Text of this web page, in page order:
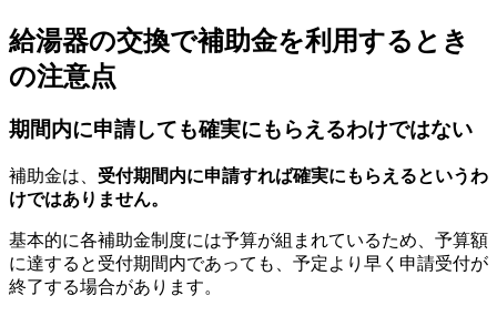
給湯器の交換で補助金を利用するとき
の注意点
期間内に申請しても確実にもらえるわけではない
補助金は、 受付期間内に申請すれば確実にもらえるというわ
けではありません。
基本的に各補助金制度には予算が組まれているため、予算額
に達すると受付期間内であっても、予定より早く申請受付が
終了する場合があります。